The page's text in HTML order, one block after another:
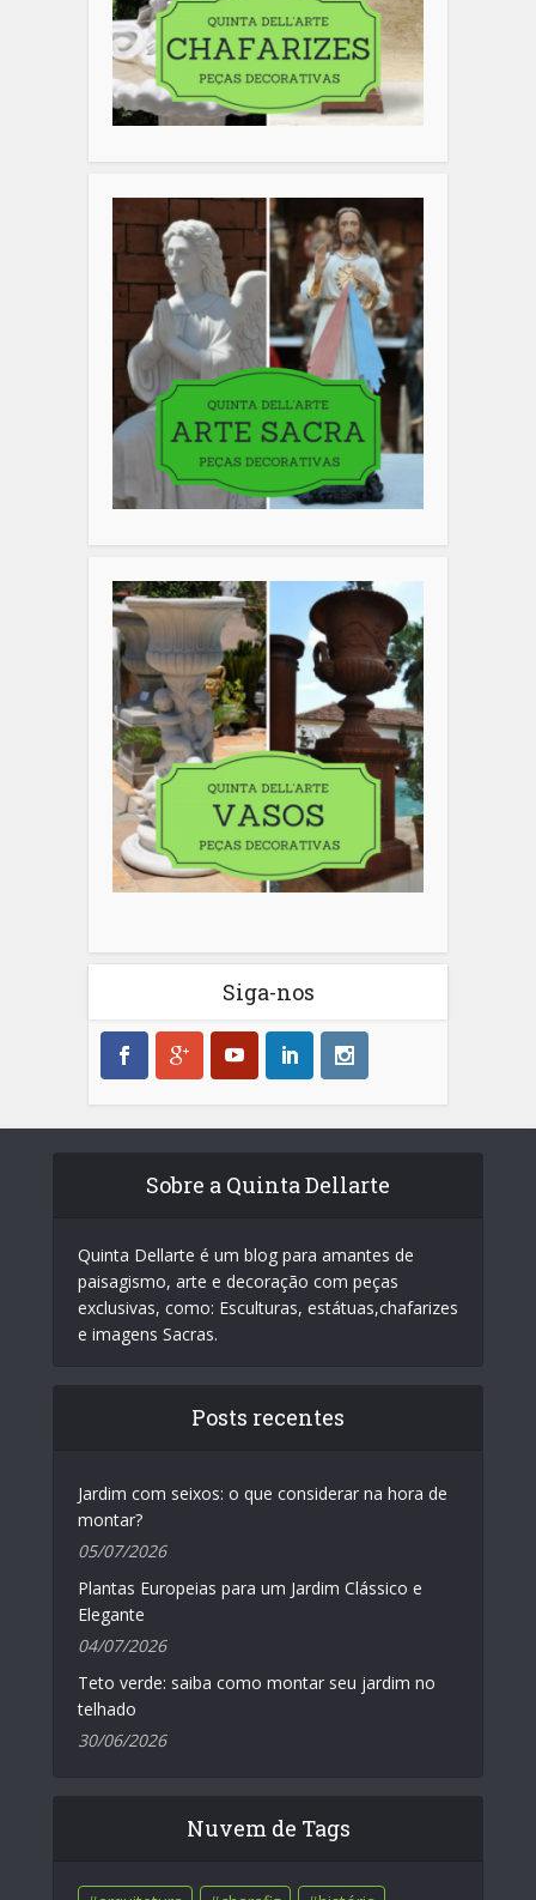
Siga-nos
Sobre a Quinta Dellarte
Quinta Dellarte é um blog para amantes de
paisagismo, arte e decoração com peças
exclusivas, como: Esculturas, estátuas,chafarizes
e imagens Sacras.
Posts recentes
Jardim com seixos: o que considerar na hora de
montar?
05/07/2026
Plantas Europeias para um Jardim Clássico e
Elegante
04/07/2026
Teto verde: saiba como montar seu jardim no
telhado
30/06/2026
Nuvem de Tags